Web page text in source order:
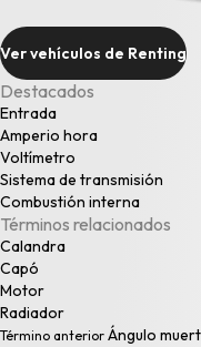
Ver vehículos de Renting
Destacados
Entrada
Amperio hora
Voltímetro
Sistema de transmisión
Combustión interna
Términos relacionados
Calandra
Capó
Motor
Radiador
Término anterior Ángulo